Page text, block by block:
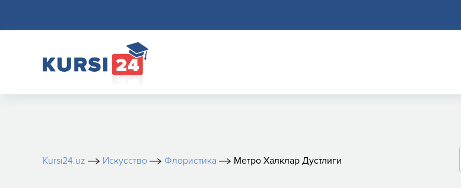
Kursi24.uz Искусство Флористика Метро Халклар Дустлиги